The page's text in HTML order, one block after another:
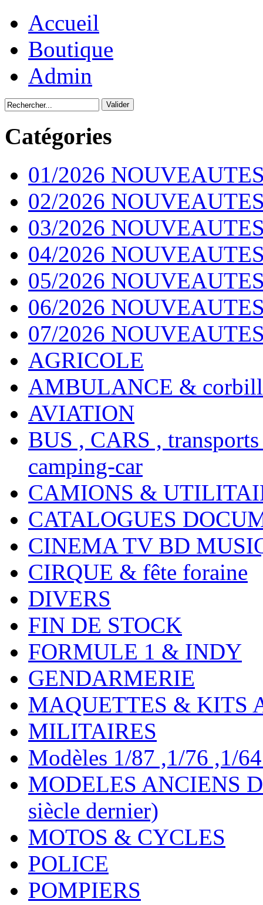
Accueil
Boutique
Admin
Catégories
01/2026
02/2026
03/2026
04/2026
05/2026
06/2026
07/2026
AGRICOLE
AMBULANCE &
AVIATION
BUS , CARS ,
camping-car
CAMIONS &
CATALOGUES
CINEMA TV BD
CIRQUE & fête foraine
DIVERS
FIN DE STOCK
FORMULE 1 & INDY
GENDARMERIE
MAQUETTES & KITS
MILITAIRES
Modèles 1/87 ,1/76 ,1/
MODELES ANCIENS
siècle dernier)
MOTOS & CYCLES
POLICE
POMPIERS